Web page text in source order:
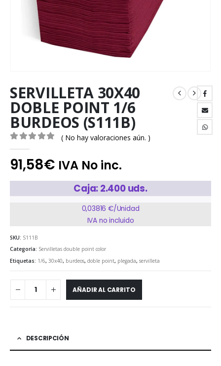
SERVILLETA 30X40
DOBLE POINT 1/6
BURDEOS (S111B)
( No hay valoraciones aún. )
91,58€ IVA No inc.
Caja: 2.400 uds.
0,03816 €/Unidad
IVA no incluido
SKU: S111B
Categoría: Servilletas double point color
Etiquetas: 1/6, 30x40, burdeos, doble point, plegada, servilleta
AÑADIR AL CARRITO
DESCRIPCIÓN